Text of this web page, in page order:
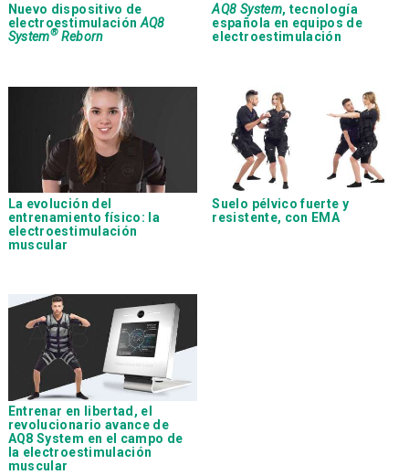
Nuevo dispositivo de
electroestimulación AQ8
System® Reborn
AQ8 System, tecnología
española en equipos de
electroestimulación
La evolución del
entrenamiento físico: la
electroestimulación
muscular
Suelo pélvico fuerte y
resistente, con EMA
Entrenar en libertad, el
revolucionario avance de
AQ8 System en el campo de
la electroestimulación
muscular